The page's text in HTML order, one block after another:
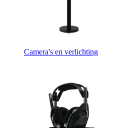
Camera's en verlichting